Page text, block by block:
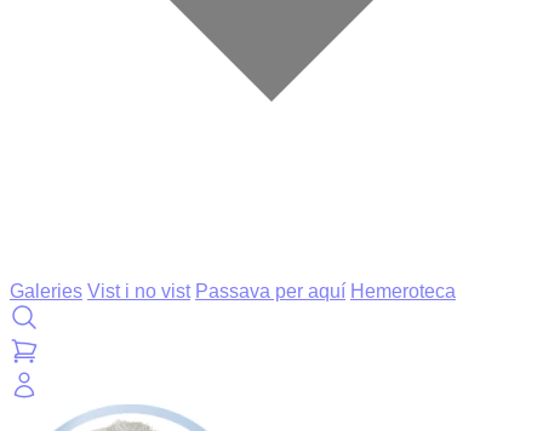
Galeries Vist i no vist Passava per aquí Hemeroteca